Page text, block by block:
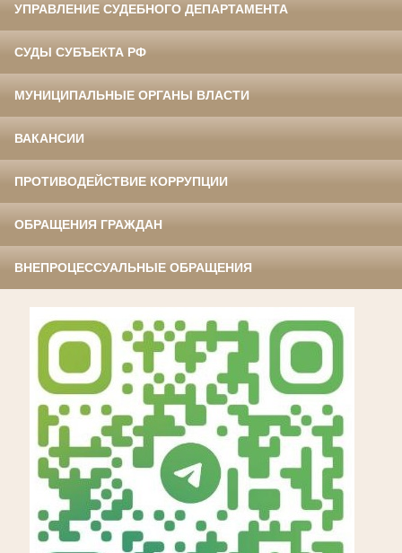
УПРАВЛЕНИЕ СУДЕБНОГО ДЕПАРТАМЕНТА
СУДЫ СУБЪЕКТА РФ
МУНИЦИПАЛЬНЫЕ ОРГАНЫ ВЛАСТИ
ВАКАНСИИ
ПРОТИВОДЕЙСТВИЕ КОРРУПЦИИ
ОБРАЩЕНИЯ ГРАЖДАН
ВНЕПРОЦЕССУАЛЬНЫЕ ОБРАЩЕНИЯ